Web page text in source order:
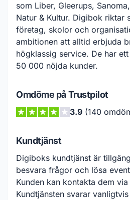
som Liber, Gleerups,
Natur & Kultur. Digibok riktar
företag, skolor och
ambitionen att alltid erbjuda
högklassig service. De har
50 000 nöjda kunder.
Omdöme på Trustpilot
3.9 (140
Kundtjänst
Digiboks kundtjänst är
besvara frågor och lösa
Kunden kan kontakta dem
Kundtjänsten svarar